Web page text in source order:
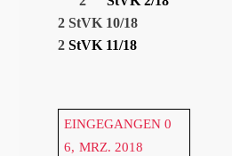
2 StVK 10/18
2 StVK 11/18
EINGEGANGEN 0
6, MRZ. 2018